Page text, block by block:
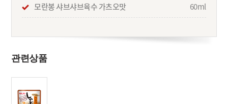
모란봉 샤브샤브육수 가츠오맛
60ml
관련상품